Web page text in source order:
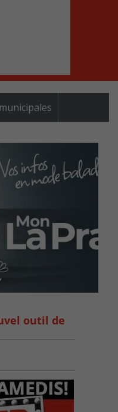
outil de